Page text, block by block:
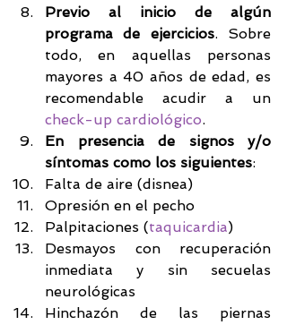
Previo al inicio de algún
programa de ejercicios. Sobre
todo, en aquellas personas
mayores a 40 años de edad, es
check-up cardiológico.
En presencia de signos y/o
síntomas como los siguientes:
Falta de aire (disnea)
Opresión en el pecho
Palpitaciones (taquicardia)
Desmayos con recuperación
inmediata y sin secuelas
neurológicas
Hinchazón de las piernas